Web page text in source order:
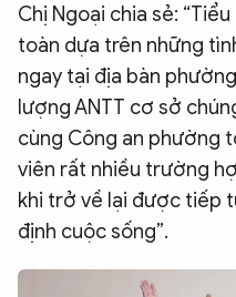
Chị Ngoại chia sẻ:
toàn dựa trên những
ngay tại địa bàn
lượng ANTT cơ sở
cùng Công an phường
viên rất nhiều trường
khi trở về lại được tiếp
định cuộc sống”.